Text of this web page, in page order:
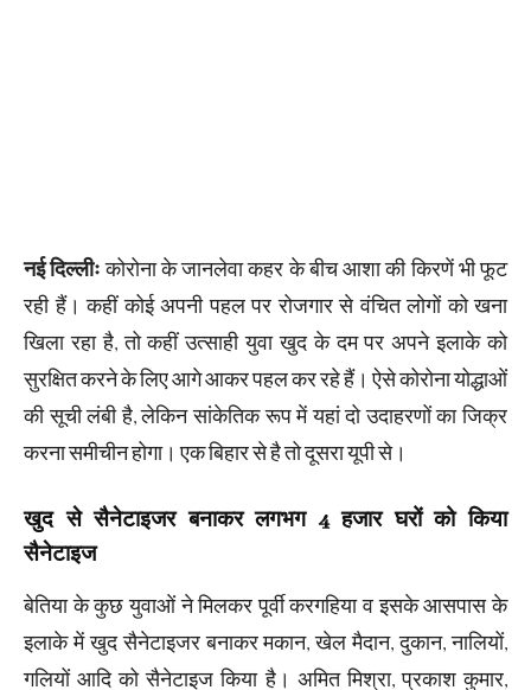
नई दिल्लीःकोरोना के जानलेवा कहर के बीच आशा की किरणें भी फूट
रही हैं। कहीं कोई अपनी पहल पर रोजगार से वंचित लोगों को खना
खिला रहा है, तो कहीं उत्साही युवा खुद के दम पर अपने इलाके को
सुरक्षित करने के लिए आगे आकर पहल कर रहे हैं। ऐसे कोरोना योद्धाओं
की सूची लंबी है, लेकिन सांकेतिक रूप में यहां दो उदाहरणों का जिक्र
करना समीचीन होगा। एक बिहार से है तो दूसरा यूपी से।
खुद से सैनेटाइजर बनाकर लगभग 4 हजार ​घरों को किया
सैनेटाइज
बेतिया के कुछ युवाओं ने मिलकर पूर्वी करगहिया व इसके आसपास के
इलाके में खुद सैनेटाइजर बनाकर मकान, खेल मैदान, दुकान, नालियों,
गलियों आदि को सैनेटाइज किया है। अमित मिश्रा, प्रकाश कुमार,